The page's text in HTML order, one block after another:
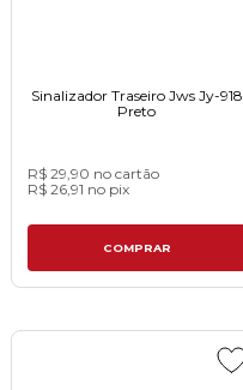
Sinalizador Traseiro Jws Jy-918
Pretoㅤㅤㅤㅤㅤㅤㅤㅤㅤㅤㅤㅤㅤㅤㅤㅤㅤㅤㅤㅤ
R$ 29,90 no cartão
R$ 26,91 no pix
COMPRAR